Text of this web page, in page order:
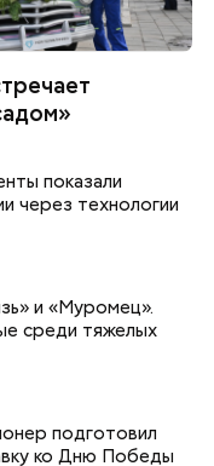
показали
через технологии
и «Муромец».
среди тяжелых
подготовил
ко Дню Победы